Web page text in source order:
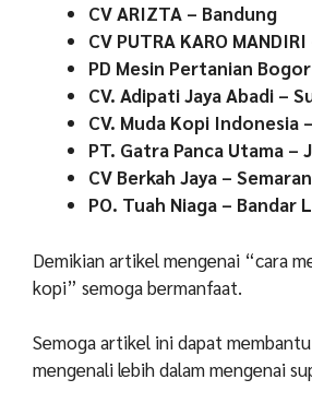
CV ARIZTA – Bandung
CV PUTRA KARO
PD Mesin Pertanian
CV. Adipati Jaya Abadi –
CV. Muda Kopi Indonesia
PT. Gatra Panca Utama –
CV Berkah Jaya –
PO. Tuah Niaga – Bandar
Demikian artikel mengenai “cara
kopi” semoga bermanfaat.
Semoga artikel ini dapat
mengenali lebih dalam mengenai